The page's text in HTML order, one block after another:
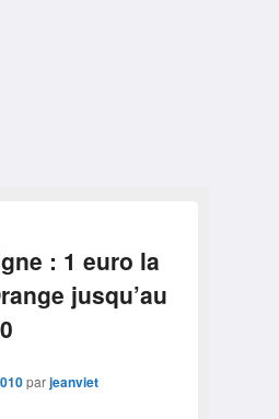
: 1 euro la
jusqu’au
parjeanviet